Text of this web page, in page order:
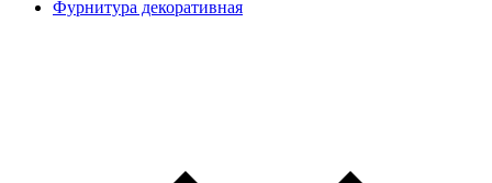
Фурнитура декоративная